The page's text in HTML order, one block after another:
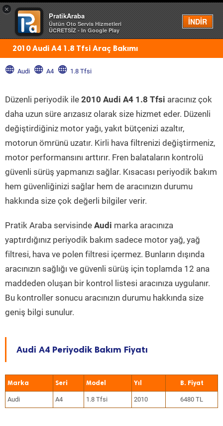
×
PratikAraba
Üstün Oto Servis Hizmetleri
ÜCRETSİZ - In Google Play
İNDİR
Menü
2010 Audi A4 1.8 Tfsi Araç Bakımı
Audi A4 1.8 Tfsi
Düzenli periyodik ile 2010 Audi A4 1.8 Tfsi aracınız çok
daha uzun süre arızasız olarak size hizmet eder. Düzenli
değiştirdiğiniz motor yağı, yakıt bütçenizi azaltır,
motorun ömrünü uzatır. Kirli hava filtrenizi değiştirmeniz,
motor performansını arttırır. Fren balataların kontrolü
güvenli sürüş yapmanızı sağlar. Kısacası periyodik bakım
hem güvenliğinizi sağlar hem de aracınızın durumu
hakkında size çok değerli bilgiler verir.
Pratik Araba servisinde Audi marka aracınıza
yaptırdığınız periyodik bakım sadece motor yağ, yağ
filtresi, hava ve polen filtresi içermez. Bunların dışında
aracınızın sağlığı ve güvenli sürüş için toplamda 12 ana
maddeden oluşan bir kontrol listesi aracınıza uygulanır.
Bu kontroller sonucu aracınızın durumu hakkında size
geniş bilgi sunulur.
Audi A4 Periyodik Bakım Fiyatı
Marka Seri Model Yıl
Audi A4 1.8 Tfsi 2010 6480 TL